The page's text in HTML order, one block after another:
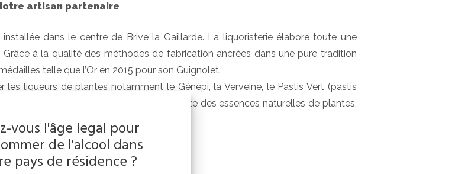
artisan partenaire
dans le centre de Brive la Gaillarde. La liquoristerie élabore toute une
à la qualité des méthodes de fabrication ancrées dans une pure tradition
telle que l’Or en 2015 pour son Guignolet.
liqueurs de plantes notamment le Génépi, la Verveine, le Pastis Vert (pastis
faire du liquoriste et la recherche constante des essences naturelles de plantes,
et le goût du terroir.
Sa région
vous l'âge legal pour
de l'alcool dans
pays de résidence ?